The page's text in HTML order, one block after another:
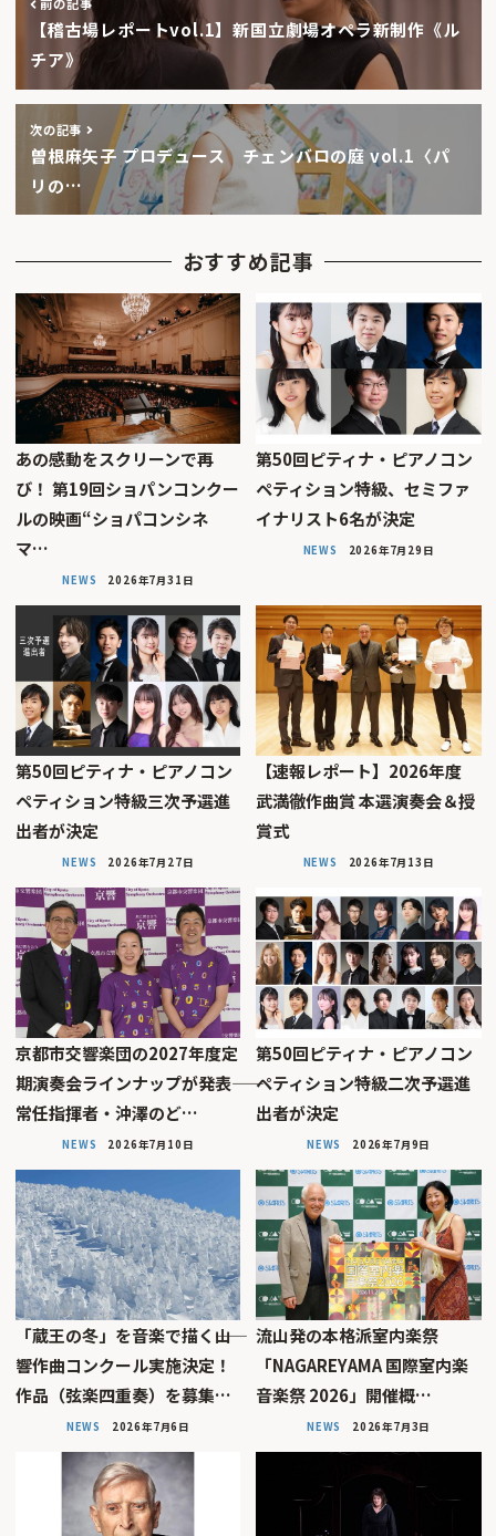
前の記事
【稽古場レポートvol.1】新国立劇場オペラ新制作《ル
チア》
次の記事
曽根麻矢子 プロデュース チェンバロの庭 vol.1〈パ
リの…
おすすめ記事
あの感動をスクリーンで再
び！ 第19回ショパンコンクー
ルの映画“ショパコンシネ
マ…
NEWS 2026年7月31日
第50回ピティナ・ピアノコン
ペティション特級、セミファ
イナリスト6名が決定
NEWS 2026年7月29日
第50回ピティナ・ピアノコン
ペティション特級三次予選進
出者が決定
NEWS 2026年7月27日
【速報レポート】2026年度
武満徹作曲賞 本選演奏会＆授
賞式
NEWS 2026年7月13日
京都市交響楽団の2027年度定
期演奏会ラインナップが発表――
常任指揮者・沖澤のど…
NEWS 2026年7月10日
第50回ピティナ・ピアノコン
ペティション特級二次予選進
出者が決定
NEWS 2026年7月9日
「蔵王の冬」を音楽で描く――山
響作曲コンクール実施決定！
作品（弦楽四重奏）を募集…
NEWS 2026年7月6日
流山発の本格派室内楽祭
「NAGAREYAMA 国際室内楽
音楽祭 2026」開催概…
NEWS 2026年7月3日